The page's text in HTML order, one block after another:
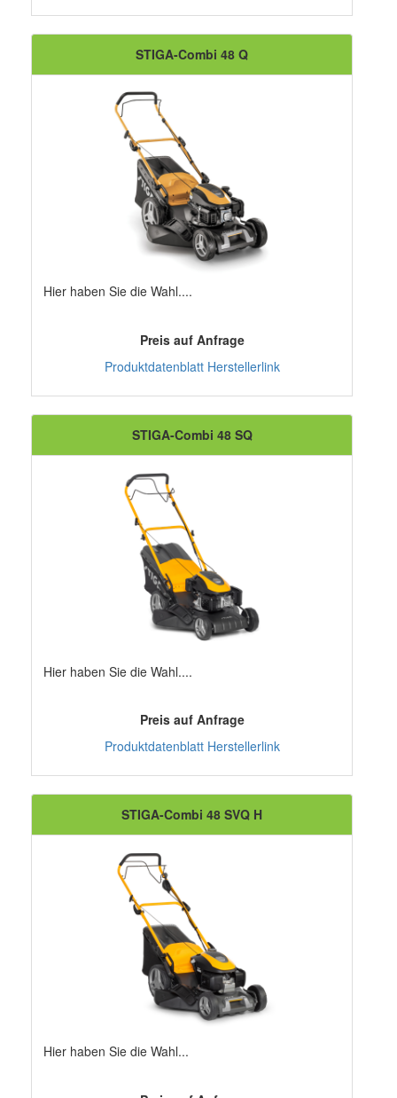
STIGA-Combi 48 Q
Hier haben Sie die Wahl....
Preis auf Anfrage
Produktdatenblatt Herstellerlink
STIGA-Combi 48 SQ
Hier haben Sie die Wahl....
Preis auf Anfrage
Produktdatenblatt Herstellerlink
STIGA-Combi 48 SVQ H
Hier haben Sie die Wahl...